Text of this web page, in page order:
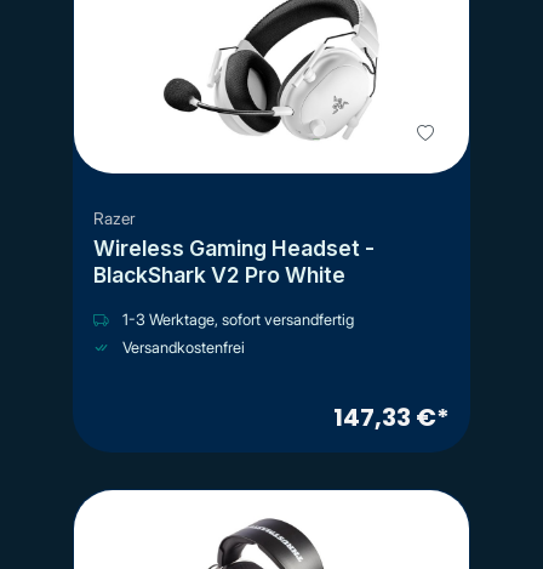
Razer
Wireless Gaming Headset -
BlackShark V2 Pro White
1-3 Werktage, sofort versandfertig
Versandkostenfrei
147,33 €*